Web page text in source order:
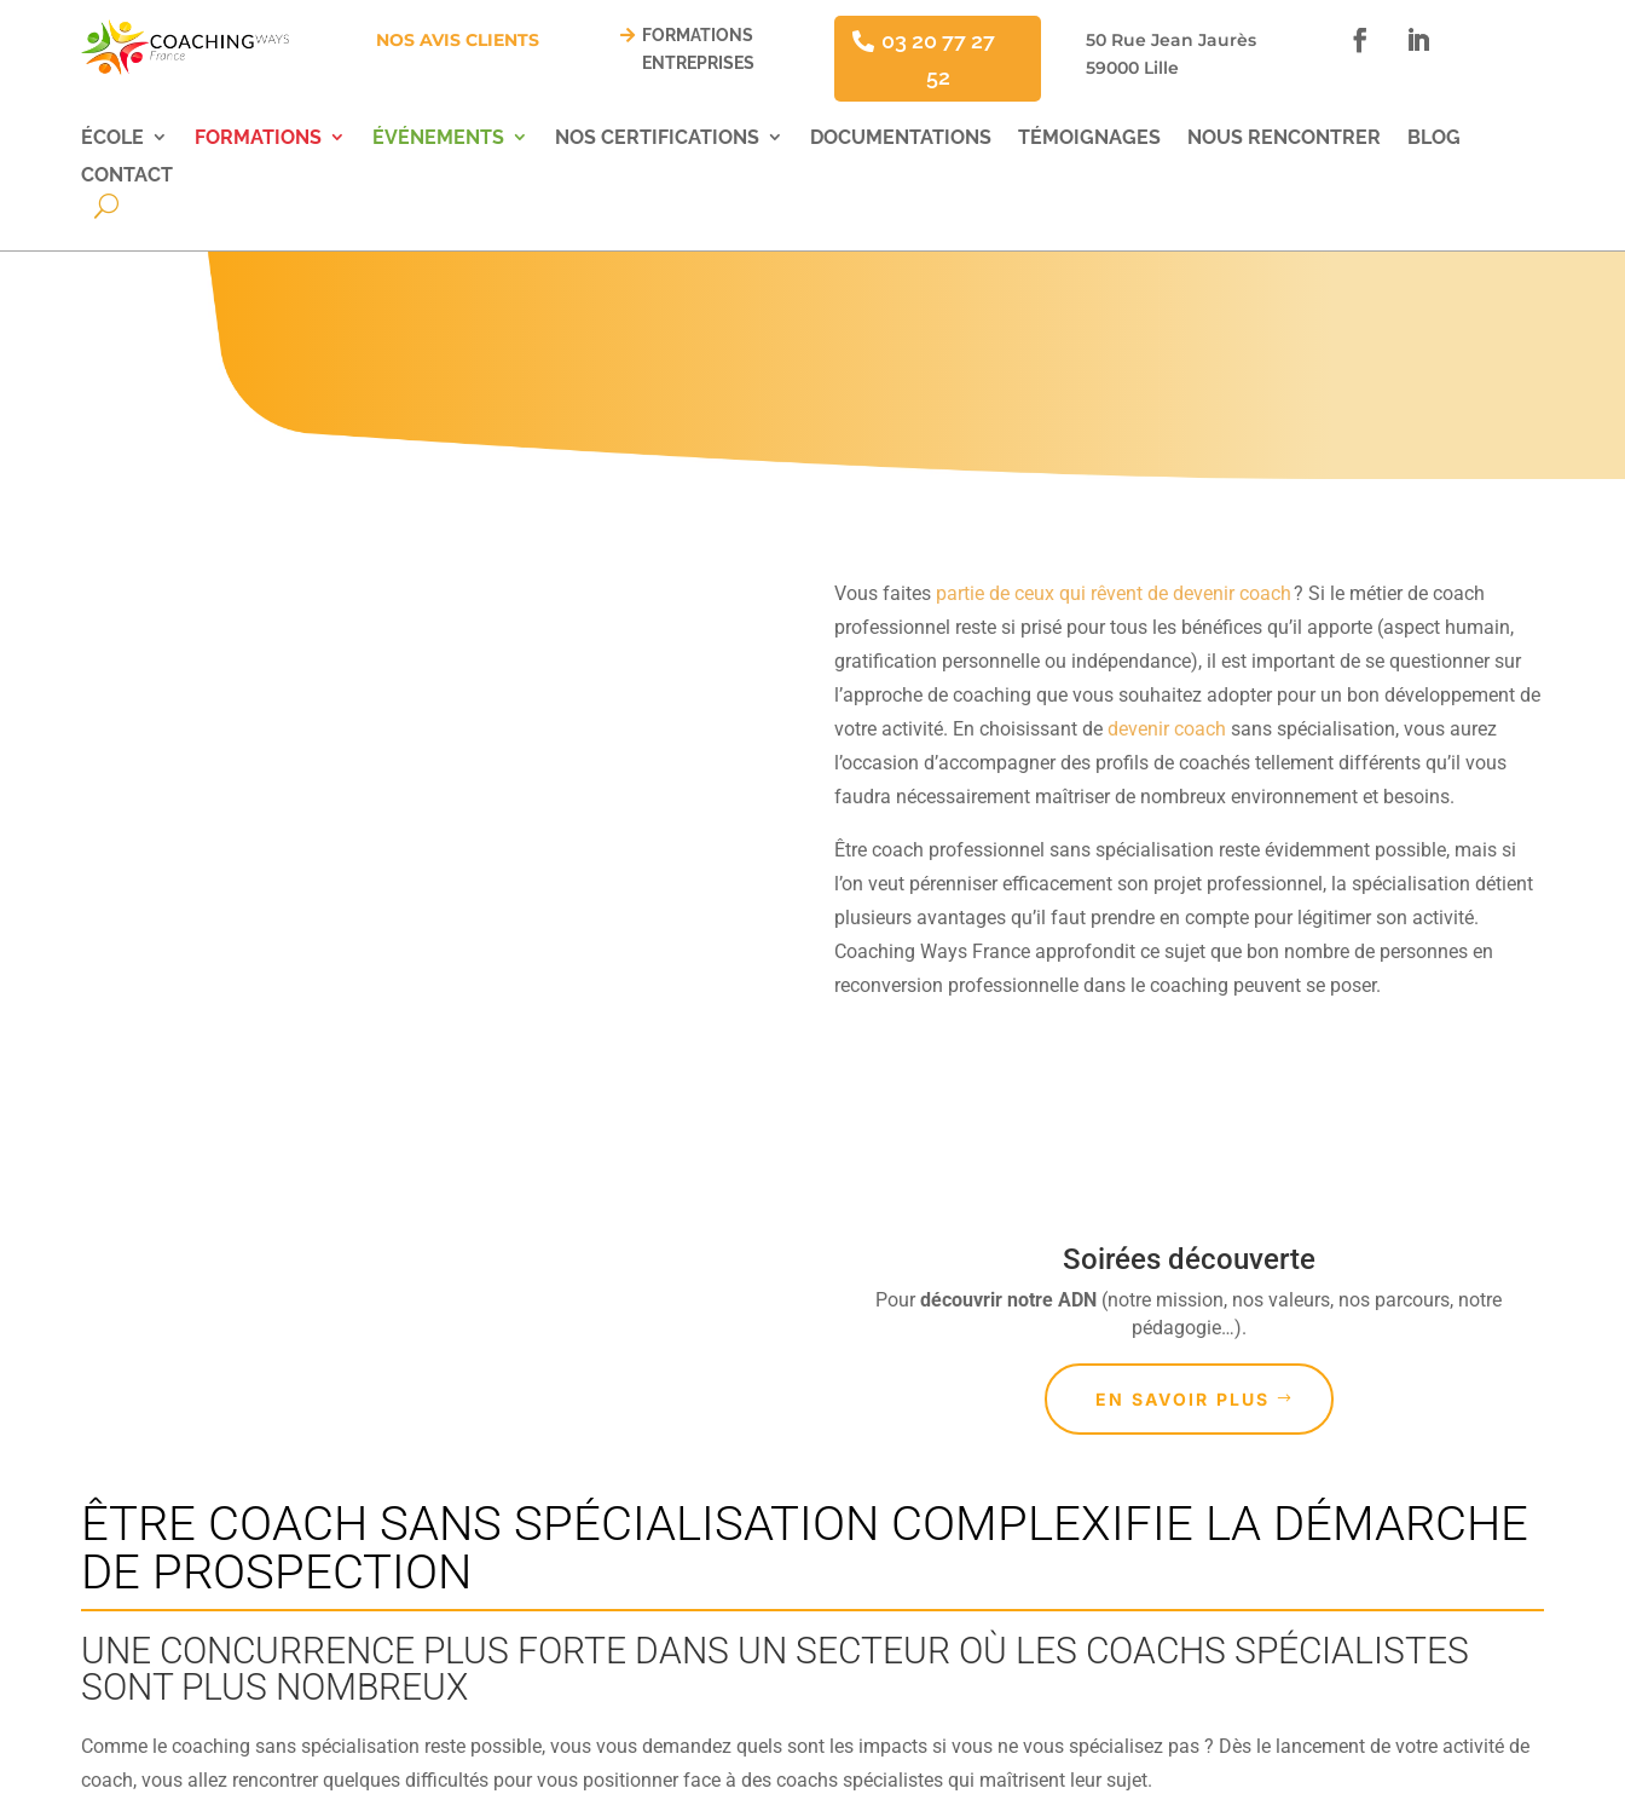
NOS AVIS CLIENTS
FORMATIONS
ENTREPRISES
03 20 77 27
52
50 Rue Jean Jaurès
59000 Lille
ÉCOLE FORMATIONS ÉVÉNEMENTS NOS CERTIFICATIONS DOCUMENTATIONS TÉMOIGNAGES NOUS RENCONTRER
BLOG
CONTACT
Vous faites partie de ceux qui rêvent de devenir coach? Si le métier de coach
professionnel reste si prisé pour tous les bénéfices qu’il apporte (aspect humain,
gratification personnelle ou indépendance), il est important de se questionner sur
l’approche de coaching que vous souhaitez adopter pour un bon développement de
votre activité. En choisissant dedevenir coach sans spécialisation, vous aurez
l’occasion d’accompagner des profils de coachés tellement différents qu’il vous
faudra nécessairement maîtriser de nombreux environnement et besoins.
Être coach professionnel sans spécialisation reste évidemment possible, mais si
l’on veut pérenniser efficacement son projet professionnel, la spécialisation détient
plusieurs avantages qu’il faut prendre en compte pour légitimer son activité.
Coaching Ways France approfondit ce sujet que bon nombre de personnes en
reconversion professionnelle dans le coaching peuvent se poser.
Soirées découverte
Pourdécouvrir notre ADN (notre mission, nos valeurs, nos parcours, notre
pédagogie…).
EN SAVOIR PLUS
ÊTRE COACH SANS SPÉCIALISATION COMPLEXIFIE LA DÉMARCHE
DE PROSPECTION
UNE CONCURRENCE PLUS FORTE DANS UN SECTEUR OÙ LES COACHS SPÉCIALISTES
SONT PLUS NOMBREUX
Comme le coaching sans spécialisation reste possible, vous vous demandez quels sont les impacts si vous ne vous spécialisez pas ? Dès le lancement de votre activité de
coach, vous allez rencontrer quelques difficultés pour vous positionner face à des coachs spécialistes qui maîtrisent leur sujet.